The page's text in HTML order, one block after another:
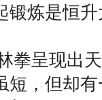
锻炼是恒
拳呈现出
短，但却